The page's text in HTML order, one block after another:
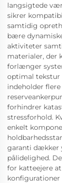
langsigtede
sikrer
samtidig
bære
aktiviteter
materialer, der
forlænger
optimal tekstur
indeholder
forhindrer
stressforhold.
enkelt
garanti dækker
pålidelighed.
for katteejere